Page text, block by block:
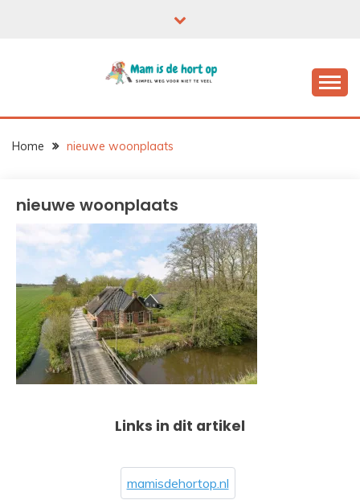
Home nieuwe woonplaats
nieuwe woonplaats
Links in dit artikel
mamisdehortop.nl